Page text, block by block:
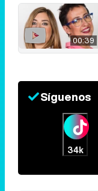
00:39
Síguenos
34k